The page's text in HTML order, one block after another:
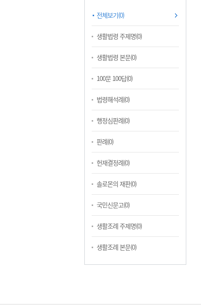
전체보기(0)
생활법령 주제명(0)
생활법령 본문(0)
100문 100답(0)
법령해석례(0)
행정심판례(0)
판례(0)
헌재결정례(0)
솔로몬의 재판(0)
국민신문고(0)
생활조례 주제명(0)
생활조례 본문(0)